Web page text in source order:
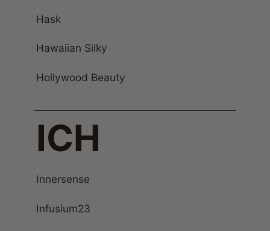
Hask
Hawaiian Silky
Hollywood Beauty
ICH
Innersense
Infusium23